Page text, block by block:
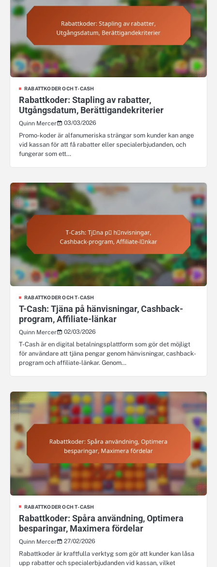
RABATTKODER OCH T-CASH
Rabattkoder: Stapling av rabatter,
Utgångsdatum, Berättigandekriterier
Quinn Mercer
03/03/2026
Promo-koder är alfanumeriska strängar som kunder kan ange
vid kassan för att få rabatter eller specialerbjudanden, och
fungerar som ett…
RABATTKODER OCH T-CASH
T-Cash: Tjäna på hänvisningar, Cashback-
program, Affiliate-länkar
Quinn Mercer
02/03/2026
T-Cash är en digital betalningsplattform som gör det möjligt
för användare att tjäna pengar genom hänvisningar, cashback-
program och affiliate-länkar. Genom…
RABATTKODER OCH T-CASH
Rabattkoder: Spåra användning, Optimera
besparingar, Maximera fördelar
Quinn Mercer
27/02/2026
Rabattkoder är kraftfulla verktyg som gör att kunder kan låsa
upp rabatter och specialerbjudanden vid kassan, vilket